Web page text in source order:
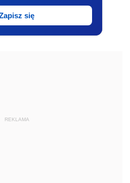
się
REKLAMA